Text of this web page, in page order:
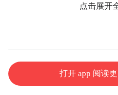
的重大意义和深远影
的必然逻辑，庄严宣示
中国式现代化全面推
伟业而团结奋斗的行
点击展开
打开 app 阅读